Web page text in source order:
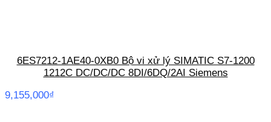
6ES7212-1AE40-0XB0 Bộ vi xử lý SIMATIC S7-1200
1212C DC/DC/DC 8DI/6DQ/2AI Siemens
9,155,000₫